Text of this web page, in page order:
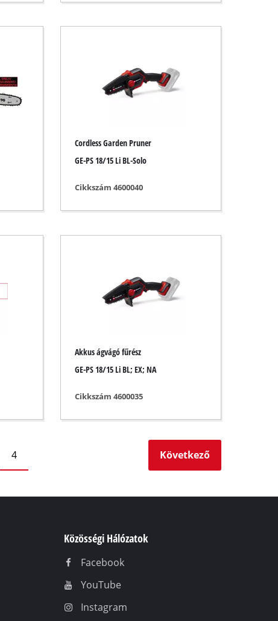
Cordless Garden Pruner
GE-PS 18/15 Li BL-Solo
Cikkszám 4600040
Akkus ágvágó fűrész
GE-PS 18/15 Li BL; EX; NA
Cikkszám 4600035
4 Következő
Közösségi Hálózatok
Facebook
YouTube
Instagram